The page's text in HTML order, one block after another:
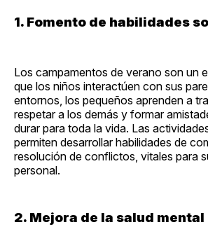
1. Fomento de habilidades
Los campamentos de verano son un
que los niños interactúen con sus
entornos, los pequeños aprenden a
respetar a los demás y formar
durar para toda la vida. Las
permiten desarrollar habilidades de
resolución de conflictos, vitales para
personal.
2. Mejora de la salud mental